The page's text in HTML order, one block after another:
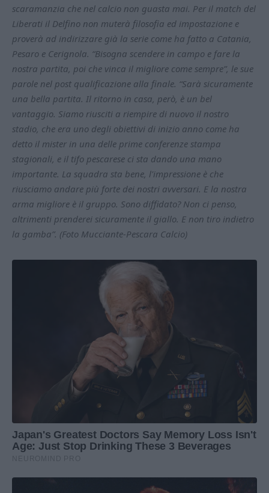
scaramanzia che nel calcio non guasta mai. Per il match del
Liberati il Delfino non muterà filosofia ed impostazione e
proverà ad indirizzare già la serie come ha fatto a Catania,
Pesaro e Cerignola. “Bisogna scendere in campo e fare la
nostra partita, poi che vinca il migliore come sempre”, le sue
parole nel post qualificazione alla finale. “Sarà sicuramente
una bella partita. Il ritorno in casa, però, è un bel
vantaggio. Siamo riusciti a riempire di nuovo il nostro
stadio, che era uno degli obiettivi di inizio anno come ha
detto il mister in una delle prime conferenze stampa
stagionali, e il tifo pescarese ci sta dando una mano
importante. La squadra sta bene, l'impressione è che
riusciamo andare più forte dei nostri avversari. E la nostra
arma migliore è il gruppo. Sono diffidato? Non ci penso,
altrimenti prenderei sicuramente il giallo. E non tiro indietro
la gamba”. (Foto Mucciante-Pescara Calcio)